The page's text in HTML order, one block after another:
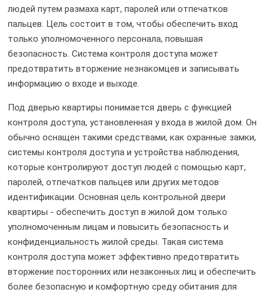
людей путем размаха карт, паролей или отпечатков
пальцев. Цель состоит в том, чтобы обеспечить вход
только уполномоченного персонала, повышая
безопасность. Система контроля доступа может
предотвратить вторжение незнакомцев и записывать
информацию о входе и выходе.
Под дверью квартиры понимается дверь с функцией
контроля доступа, установленная у входа в жилой дом. Он
обычно оснащен такими средствами, как охранные замки,
системы контроля доступа и устройства наблюдения,
которые контролируют доступ людей с помощью карт,
паролей, отпечатков пальцев или других методов
идентификации. Основная цель контрольной двери
квартиры - обеспечить доступ в жилой дом только
уполномоченным лицам и повысить безопасность и
конфиденциальность жилой среды. Такая система
контроля доступа может эффективно предотвратить
вторжение посторонних или незаконных лиц и обеспечить
более безопасную и комфортную среду обитания для